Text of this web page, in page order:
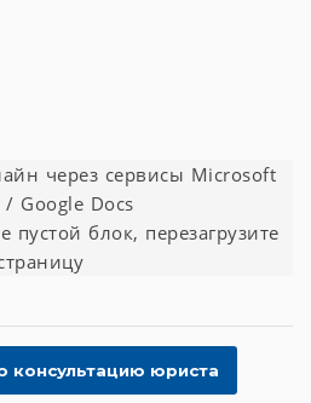
через сервисы Microsoft
/ Google Docs
пустой блок, перезагрузите